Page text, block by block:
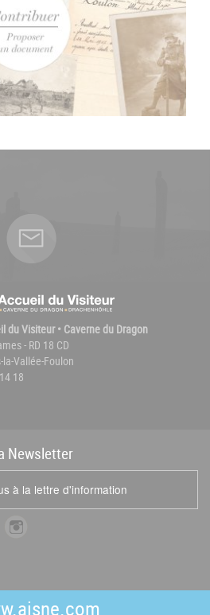
du Visiteur • Caverne du Dragon
- RD 18 CD
Vallée-Foulon
18
Newsletter
à la lettre d'information
a
g